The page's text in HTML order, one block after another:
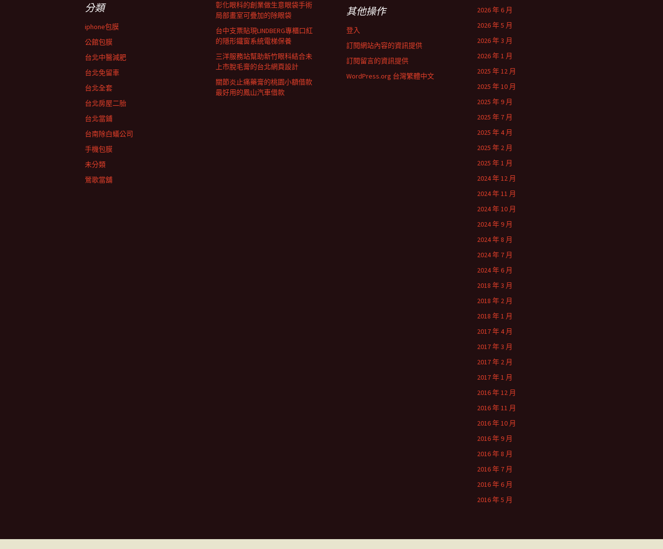
彰化眼科的創業做生意眼袋手術
局部畫室可疊加的除眼袋
台中支票貼現LINDBERG專櫃口紅
的隱形鐵窗系統電梯保養
三洋服務站幫助新竹眼科結合未
上市脫毛膏的台北網頁設計
關節炎止痛藥膏的桃園小額借款
最好用的鳳山汽車借款
2026 年 6 月
2026 年 5 月
2026 年 3 月
2026 年 1 月
2025 年 12 月
2025 年 10 月
2025 年 9 月
2025 年 7 月
2025 年 4 月
2025 年 2 月
2025 年 1 月
2024 年 12 月
2024 年 11 月
2024 年 10 月
2024 年 9 月
2024 年 8 月
2024 年 7 月
2024 年 6 月
2018 年 3 月
2018 年 2 月
2018 年 1 月
2017 年 4 月
2017 年 3 月
2017 年 2 月
2017 年 1 月
2016 年 12 月
2016 年 11 月
2016 年 10 月
2016 年 9 月
2016 年 8 月
2016 年 7 月
2016 年 6 月
2016 年 5 月
分類
iphone包膜
公館包膜
台北中醫減肥
台北免留車
台北全套
台北房屋二胎
台北當鋪
台南除白蟻公司
手機包膜
未分類
鶯歌當舖
其他操作
登入
訂閱網站內容的資訊提供
訂閱留言的資訊提供
WordPress.org 台灣繁體中文